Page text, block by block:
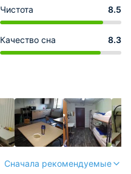
Чистота 8.5
Качество сна 8.3
Сначала рекомендуемые